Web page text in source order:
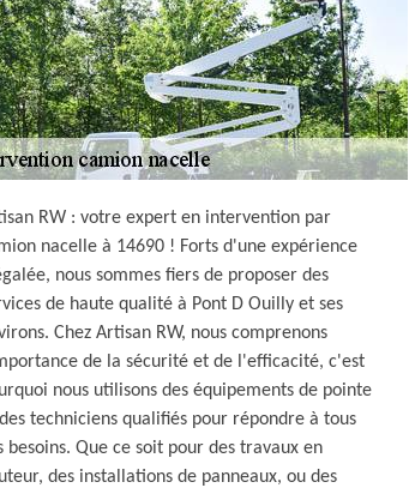
RW : votre expert en intervention par
nacelle à 14690 ! Forts d'une expérience
nous sommes fiers de proposer des
de haute qualité à Pont D Ouilly et ses
Chez Artisan RW, nous comprenons
de la sécurité et de l'efficacité, c'est
nous utilisons des équipements de pointe
techniciens qualifiés pour répondre à tous
besoins. Que ce soit pour des travaux en
des installations de panneaux, ou des